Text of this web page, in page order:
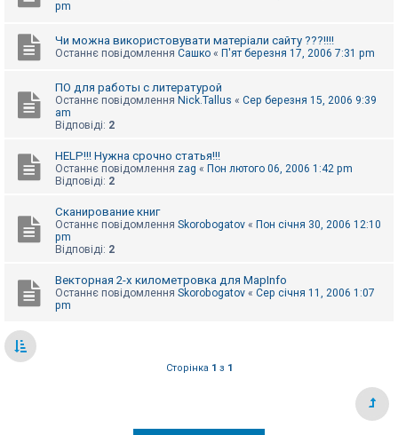
pm
Чи можна використовувати матеріали сайту ???!!!!
Останнє повідомлення Сашко « П'ят березня 17, 2006 7:31 pm
ПО для работы с литературой
Останнє повідомлення Nick.Tallus « Сер березня 15, 2006 9:39
am
Відповіді: 2
HELP!!! Нужна срочно статья!!!
Останнє повідомлення zag « Пон лютого 06, 2006 1:42 pm
Відповіді: 2
Сканирование книг
Останнє повідомлення Skorobogatov « Пон січня 30, 2006 12:10
pm
Відповіді: 2
Векторная 2-х километровка для MapInfo
Останнє повідомлення Skorobogatov « Сер січня 11, 2006 1:07
pm
Сторінка 1 з 1